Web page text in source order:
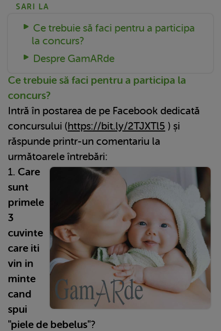
SARI LA
Ce trebuie să faci pentru a participa
la concurs?
Despre GamARde
Ce trebuie să faci pentru a participa la
concurs?
Intră în postarea de pe Facebook dedicată
concursului (https://bit.ly/2TJXTl5 ) și
răspunde printr-un comentariu la
următoarele întrebări:
1. Care
sunt
primele
3
cuvinte
care iti
vin in
minte
cand
spui
"piele de bebelus"?